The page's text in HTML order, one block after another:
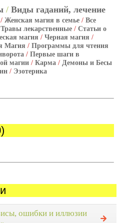
/ Виды гаданий, лечение
/ Женская магия в семье / Все
Травы лекарственные / Статьи о
магия / Черная магия /
Магия / Программы для чтения
/ Первые шаги в
магии / Карма / Демоны и Бесы
/ Эзотерика
ошибки и иллюзии